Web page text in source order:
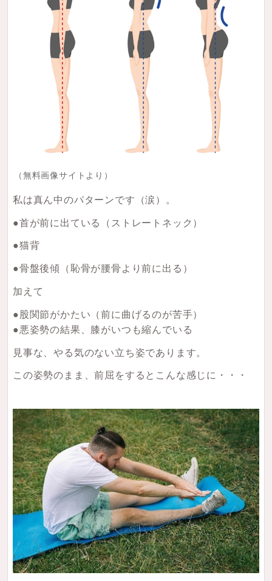
（無料画像サイトより）
私は真ん中のパターンです（涙）。
●首が前に出ている（ストレートネック）
●猫背
●骨盤後傾（恥骨が腰骨より前に出る）
加えて
●股関節がかたい（前に曲げるのが苦手）
●悪姿勢の結果、膝がいつも縮んでいる
見事な、やる気のない立ち姿であります。
この姿勢のまま、前屈をするとこんな感じに・・・